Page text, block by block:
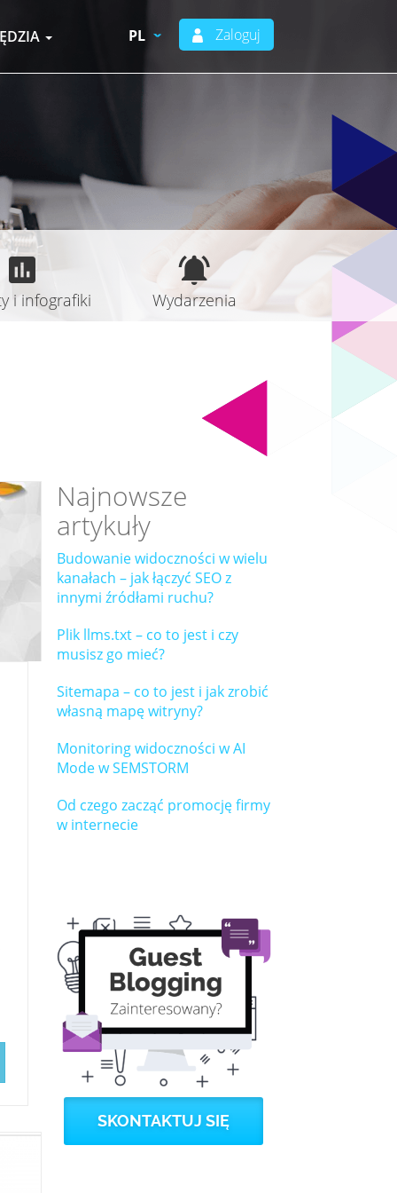
Zaloguj
PL
i infografiki Wydarzenia
Najnowsze
artykuły
Budowanie widoczności w wielu
kanałach – jak łączyć SEO z
innymi źródłami ruchu?
Plik llms.txt – co to jest i czy
musisz go mieć?
Sitemapa – co to jest i jak zrobić
własną mapę witryny?
Monitoring widoczności w AI
Mode w SEMSTORM
Od czego zacząć promocję firmy
w internecie
SKONTAKTUJ SIĘ